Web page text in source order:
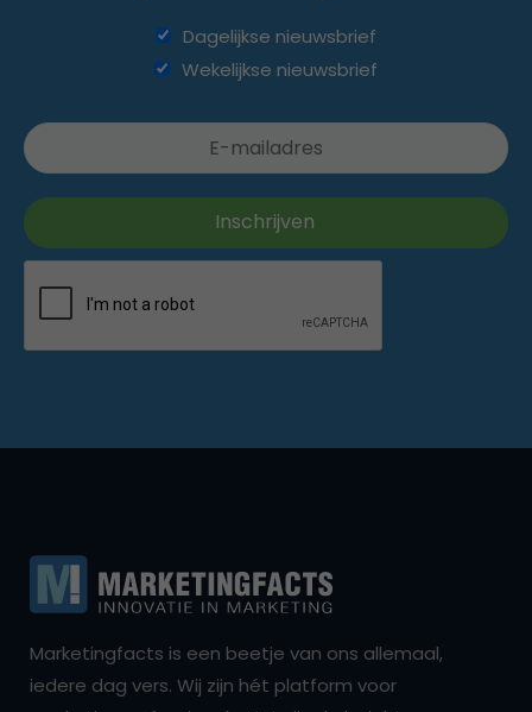
Dagelijkse nieuwsbrief
Wekelijkse nieuwsbrief
Marketingfacts is een beetje van ons allemaal,
iedere dag vers. Wij zijn hét platform voor